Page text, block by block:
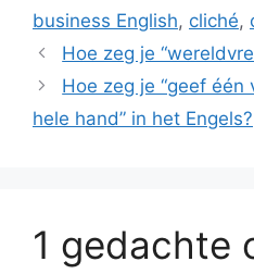
business English, cliché,
Hoe zeg je
Hoe zeg je “geef
hele hand” in het Engels?
1 gedachte